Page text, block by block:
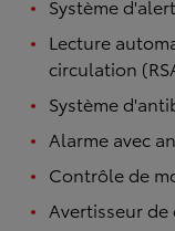
Système
Lecture
circulation
Système
Alarme avec
Contrôle de
Avertisseur